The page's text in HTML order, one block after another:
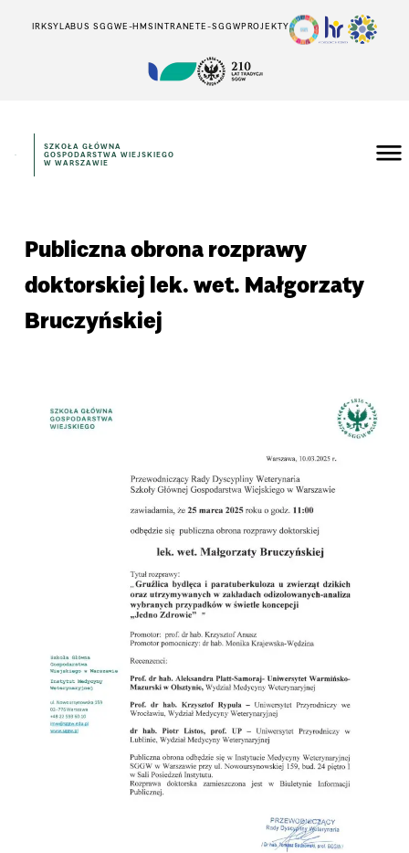
IRKSYLABUS SGGWE-HMSINTRANETE-SGGWPROJEKTY
SZKOŁA GŁÓWNA
GOSPODARSTWA WIEJSKIEGO
W WARSZAWIE
Publiczna obrona rozprawy
doktorskiej lek. wet. Małgorzaty
Bruczyńskiej